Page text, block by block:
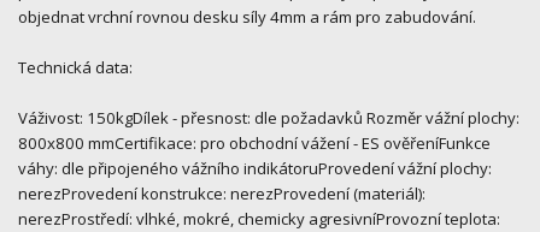
objednat vrchní rovnou desku síly 4mm a rám pro zabudování.
Technická data:
Váživost: 150kgDílek - přesnost: dle požadavků Rozměr vážní plochy:
800x800 mmCertifikace: pro obchodní vážení - ES ověřeníFunkce
váhy: dle připojeného vážního indikátoruProvedení vážní plochy:
nerezProvedení konstrukce: nerezProvedení (materiál):
nerezProstředí: vlhké, mokré, chemicky agresivníProvozní teplota: